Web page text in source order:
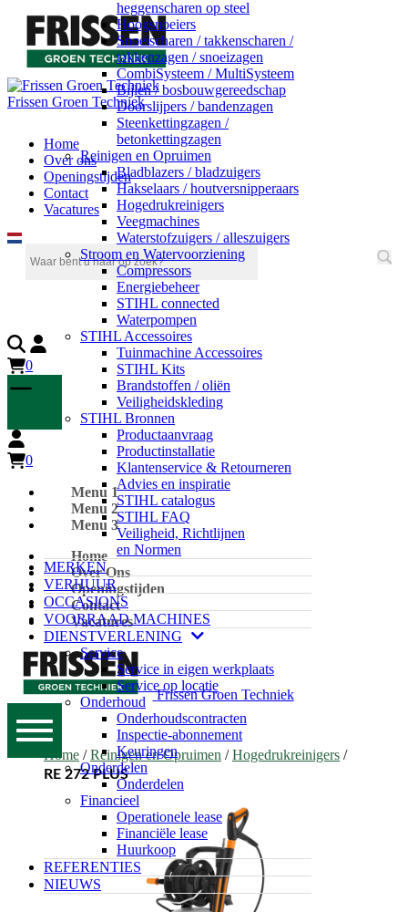
Frissen Groen Techniek
Home
Over ons
Openingstijden
Contact
Vacatures
heggenscharen op steel
Hoogsnoeiers
Snoeischaren / takkenscharen /
takkenzagen / snoeizagen
CombiSysteem / MultiSysteem
Bijlen / bosbouwgereedschap
Doorslijpers / bandenzagen
Steenkettingzagen /
betonkettingzagen
Reinigen en Opruimen
Bladblazers / bladzuigers
Hakselaars / houtversnipperaars
Hogedrukreinigers
Veegmachines
Waterstofzuigers / alleszuigers
Stroom en Watervoorziening
Compressors
Energiebeheer
STIHL connected
Waterpompen
STIHL Accessoires
Tuinmachine Accessoires
STIHL Kits
Brandstoffen / oliën
Veiligheidskleding
STIHL Bronnen
Productaanvraag
Productinstallatie
Klantenservice & Retourneren
Advies en inspiratie
STIHL catalogus
STIHL FAQ
Veiligheid, Richtlijnen
en Normen
MERKEN
VERHUUR
OCCASIONS
VOORRAAD MACHINES
DIENSTVERLENING
Service
Service in eigen werkplaats
Service op locatie
Onderhoud
Onderhoudscontracten
Inspectie-abonnement
Keuringen
Onderdelen
Onderdelen
Financieel
Operationele lease
Financiële lease
Huurkoop
REFERENTIES
NIEUWS
0
0
Menu 1
Menu 2
Menu 3
Home
Over Ons
Openingstijden
Contact
Vacatures
Frissen Groen Techniek
Home /Reinigen en Opruimen /Hogedrukreinigers /
RE 272 PLUS